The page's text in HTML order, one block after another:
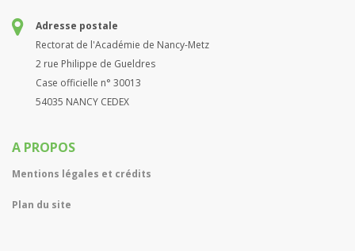
Adresse postale
Rectorat de l'Académie de Nancy-Metz
2 rue Philippe de Gueldres
Case officielle n° 30013
54035 NANCY CEDEX
A PROPOS
Mentions légales et crédits
Plan du site